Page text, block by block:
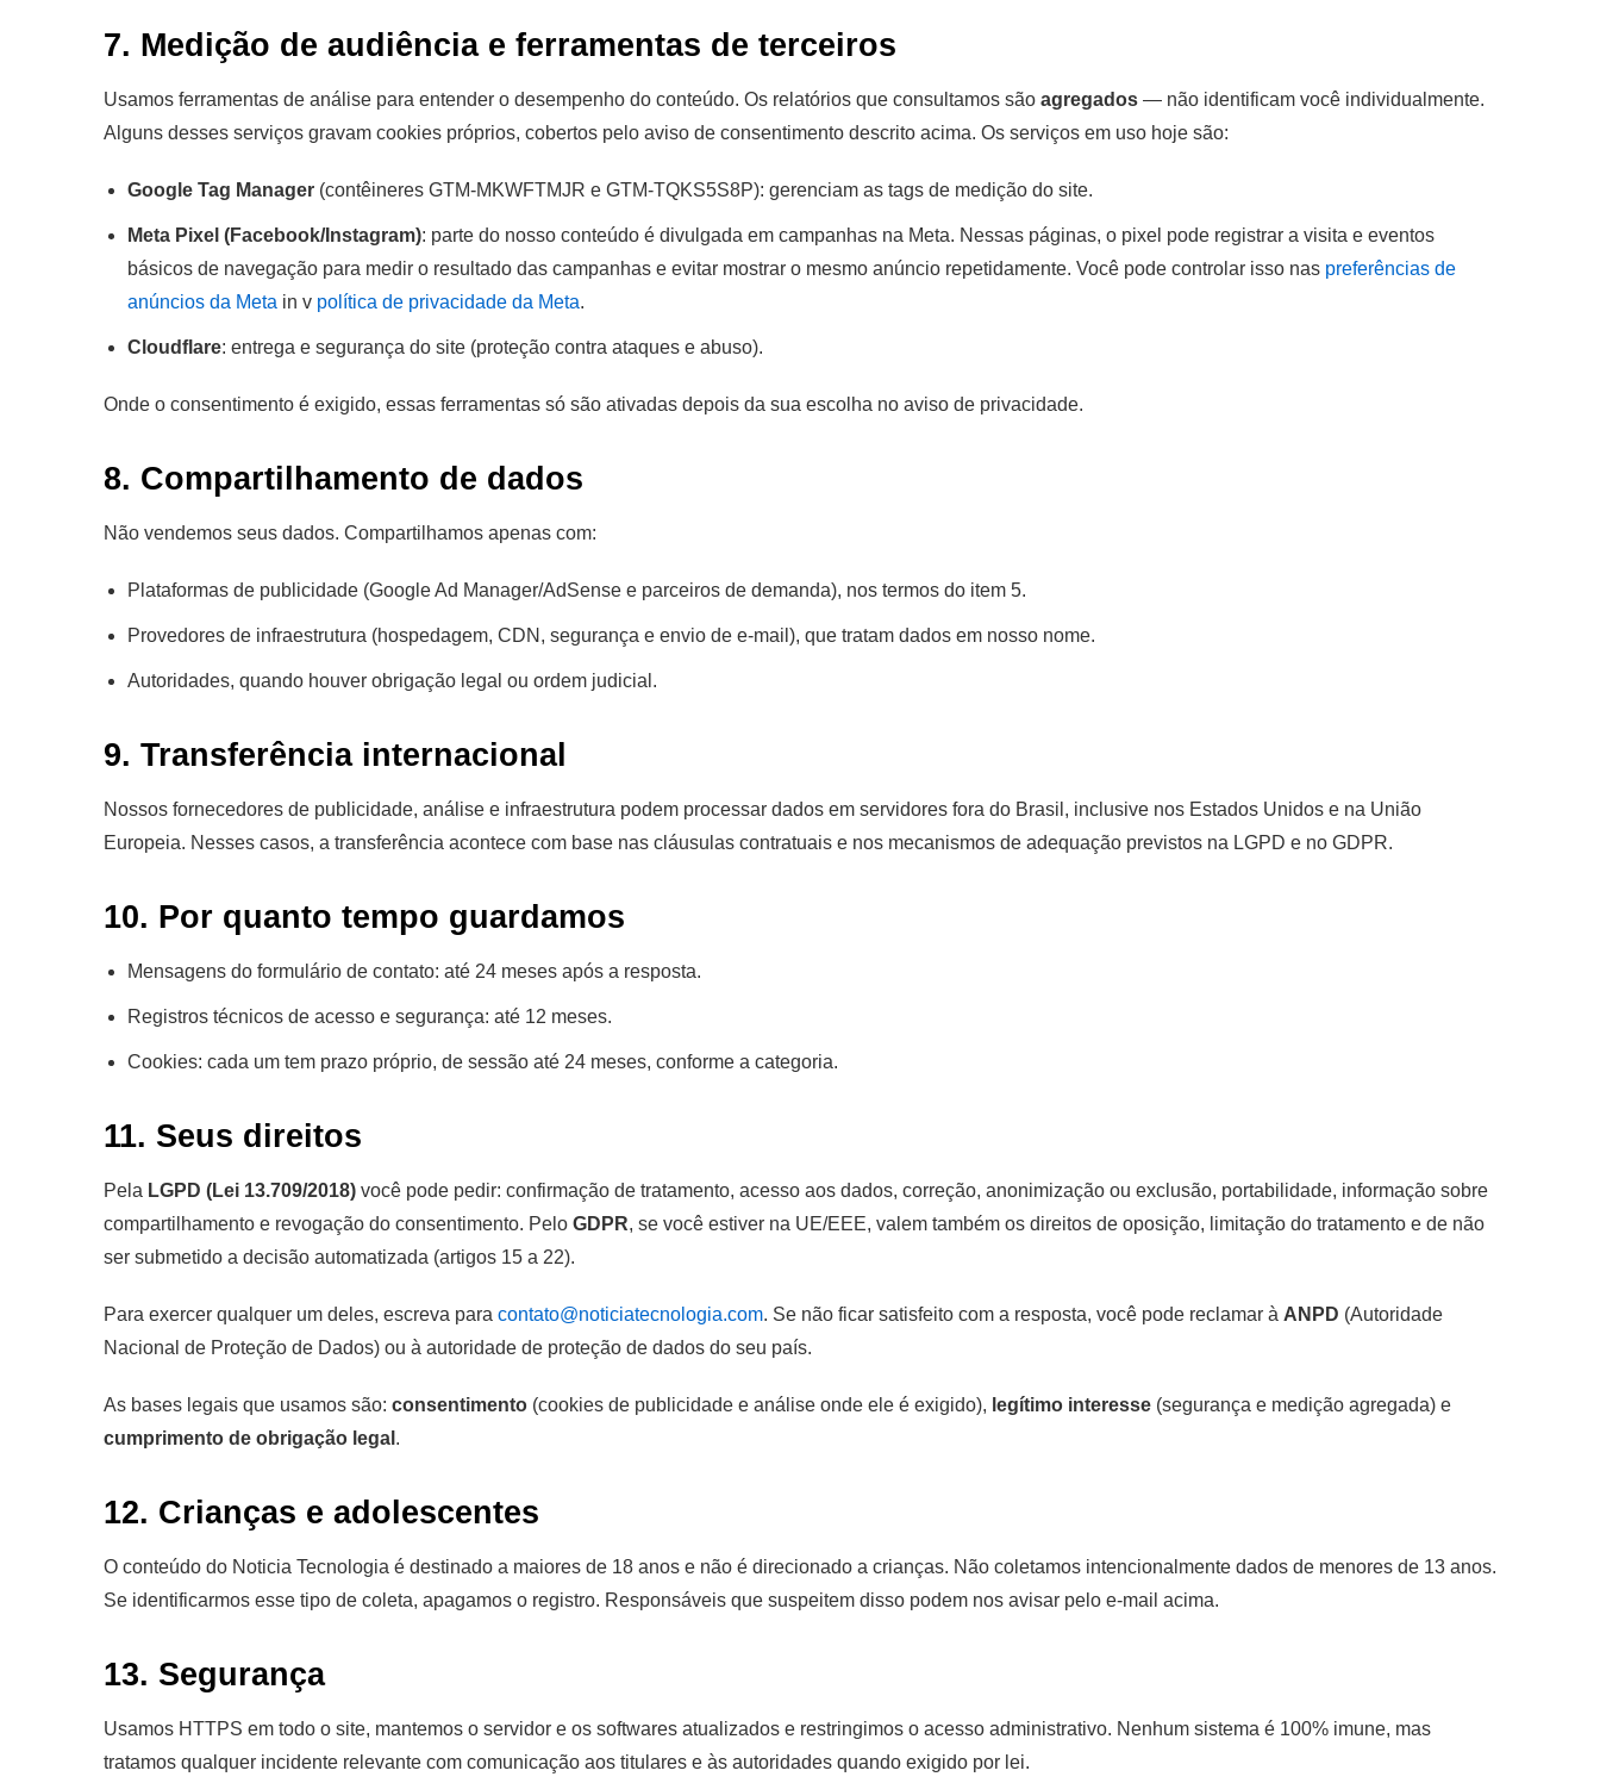
7. Medição de audiência e ferramentas de terceiros
Usamos ferramentas de análise para entender o desempenho do conteúdo. Os relatórios que consultamos são agregados — não identificam você individualmente.
Alguns desses serviços gravam cookies próprios, cobertos pelo aviso de consentimento descrito acima. Os serviços em uso hoje são:
Google Tag Manager (contêineres GTM-MKWFTMJR e GTM-TQKS5S8P): gerenciam as tags de medição do site.
Meta Pixel (Facebook/Instagram): parte do nosso conteúdo é divulgada em campanhas na Meta. Nessas páginas, o pixel pode registrar a visita e eventos
básicos de navegação para medir o resultado das campanhas e evitar mostrar o mesmo anúncio repetidamente. Você pode controlar isso nas preferências de
anúncios da Meta in v política de privacidade da Meta.
Cloudflare: entrega e segurança do site (proteção contra ataques e abuso).
Onde o consentimento é exigido, essas ferramentas só são ativadas depois da sua escolha no aviso de privacidade.
8. Compartilhamento de dados
Não vendemos seus dados. Compartilhamos apenas com:
Plataformas de publicidade (Google Ad Manager/AdSense e parceiros de demanda), nos termos do item 5.
Provedores de infraestrutura (hospedagem, CDN, segurança e envio de e-mail), que tratam dados em nosso nome.
Autoridades, quando houver obrigação legal ou ordem judicial.
9. Transferência internacional
Nossos fornecedores de publicidade, análise e infraestrutura podem processar dados em servidores fora do Brasil, inclusive nos Estados Unidos e na União
Europeia. Nesses casos, a transferência acontece com base nas cláusulas contratuais e nos mecanismos de adequação previstos na LGPD e no GDPR.
10. Por quanto tempo guardamos
Mensagens do formulário de contato: até 24 meses após a resposta.
Registros técnicos de acesso e segurança: até 12 meses.
Cookies: cada um tem prazo próprio, de sessão até 24 meses, conforme a categoria.
11. Seus direitos
Pela LGPD (Lei 13.709/2018) você pode pedir: confirmação de tratamento, acesso aos dados, correção, anonimização ou exclusão, portabilidade, informação sobre
compartilhamento e revogação do consentimento. Pelo GDPR, se você estiver na UE/EEE, valem também os direitos de oposição, limitação do tratamento e de não
ser submetido a decisão automatizada (artigos 15 a 22).
Para exercer qualquer um deles, escreva para contato@noticiatecnologia.com. Se não ficar satisfeito com a resposta, você pode reclamar à ANPD (Autoridade
Nacional de Proteção de Dados) ou à autoridade de proteção de dados do seu país.
As bases legais que usamos são: consentimento (cookies de publicidade e análise onde ele é exigido), legítimo interesse (segurança e medição agregada) e
cumprimento de obrigação legal .
12. Crianças e adolescentes
O conteúdo do Noticia Tecnologia é destinado a maiores de 18 anos e não é direcionado a crianças. Não coletamos intencionalmente dados de menores de 13 anos.
Se identificarmos esse tipo de coleta, apagamos o registro. Responsáveis que suspeitem disso podem nos avisar pelo e-mail acima.
13. Segurança
Usamos HTTPS em todo o site, mantemos o servidor e os softwares atualizados e restringimos o acesso administrativo. Nenhum sistema é 100% imune, mas
tratamos qualquer incidente relevante com comunicação aos titulares e às autoridades quando exigido por lei.